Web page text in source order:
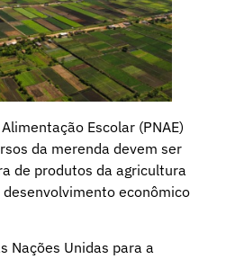
Escolar (PNAE)
da merenda devem ser
de produtos da agricultura
econômico
Nações Unidas para a